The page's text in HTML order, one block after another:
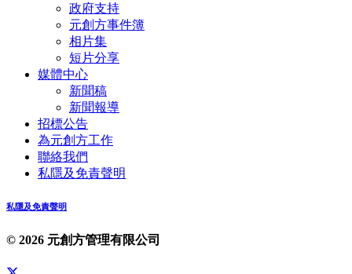
政府支持
元創方事件簿
相片集
短片分享
媒體中心
新聞稿
新聞報導
招標公告
為元創方工作
聯絡我們
私隱及免責聲明
私隱及免責聲明
© 2026 元創方管理有限公司